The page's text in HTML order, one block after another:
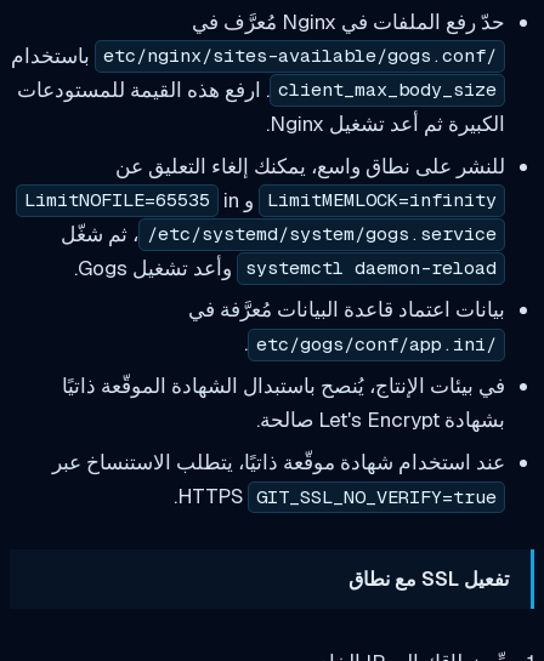
حدّ رفع الملفات في Nginx مُعرَّف في
باستخدام
client_max_body_size . ارفع هذه القيمة للمستودعات
الكبيرة ثم أعد تشغيل Nginx.
للنشر على نطاق واسع، يمكنك إلغاء التعليق عن
LimitMEMLOCK=infinity و LimitNOFILE=65535 in
/etc/systemd/system/gogs.service ، ثم شغّل
systemctl daemon-reload وأعد تشغيل Gogs.
بيانات اعتماد قاعدة البيانات مُعرَّفة في
.
في بيئات الإنتاج، يُنصح باستبدال الشهادة الموقّعة ذاتيًا
بشهادة Let's Encrypt صالحة.
عند استخدام شهادة موقّعة ذاتيًا، يتطلب الاستنساخ عبر
HTTPS GIT_SSL_NO_VERIFY=true
.
تفعيل SSL مع نطاق